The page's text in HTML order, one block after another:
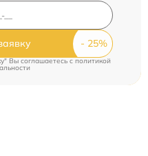
Вы соглашаетесь c политикой